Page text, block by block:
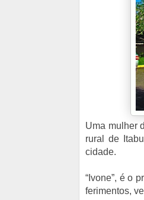
Uma mulher
rural de
cidade.
“Ivone”, é o
ferimentos,